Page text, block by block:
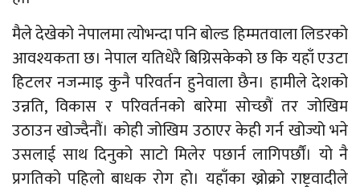
मैले देखेको नेपालमा त्योभन्दा पनि बोल्ड हिम्मतवाला लिडरको
आवश्यकता छ। नेपाल यतिधेरै बिग्रिसकेको छ कि यहाँ एउटा
हिटलर नजन्माइ कुनै परिवर्तन हुनेवाला छैन। हामीले देशको
उन्नति, विकास र परिवर्तनको बारेमा सोच्छौं तर जोखिम
उठाउन खोज्दैनौं। कोही जोखिम उठाएर केही गर्न खोज्यो भने
उसलाई साथ दिनुको साटो मिलेर पछार्न लागिपर्छौं। यो नै
प्रगतिको पहिलो बाधक रोग हो। यहाँका ख्रोक्रो राष्ट्रवादीले